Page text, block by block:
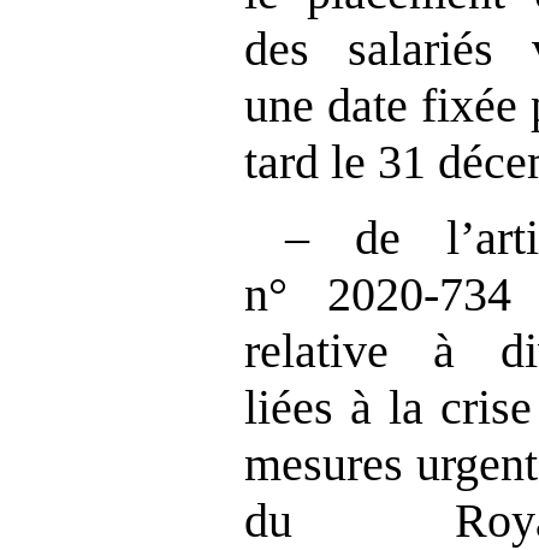
des salariés
une date fixée
tard le 31
– de
n°
relative à
liées à la
mesures
du